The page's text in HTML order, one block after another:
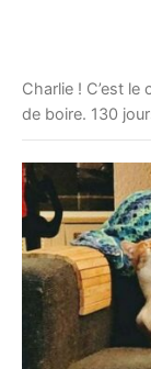
Charlie ! C’est le
de boire. 130